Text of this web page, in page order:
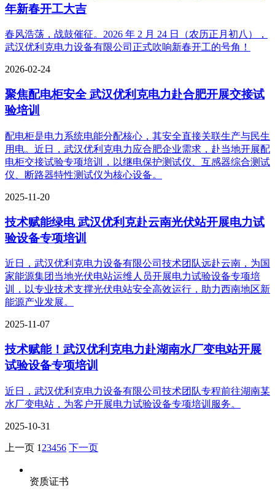
年新春开工大吉
春风浩荡，战鼓催征。2026 年 2 月 24 日（农历正月初八），
武汉优利克电力设备有限公司正式吹响新春开工的号角！
2026-02-24
聚焦配电柜安全 武汉优利克电力赴合肥开展交接试
验培训
配电柜是电力系统电能分配核心，其安全直接关联生产与民生
用电。近日，武汉优利克电力应合肥企业需求，赴当地开展配
电柜交接试验专项培训，以继电保护测试仪、互感器综合测试
仪、断路器特性测试仪为核心设备。
2025-11-20
技术赋能绿电 武汉优利克赴云南光伏站开展电力试
验设备专项培训
近日，武汉优利克电力设备有限公司技术团队远赴云南，为国
家能源集团当地光伏电站运维人员开展电力试验设备专项培
训，以专业技术支撑光伏电站安全高效运行，助力西南地区新
能源产业发展。​
2025-11-07
技术赋能！武汉优利克电力赴湖南水厂变电站开展
试验设备专项培训
近日，武汉优利克电力设备有限公司技术团队专程前往湖南某
水厂变电站，为客户开展电力试验设备专项培训服务。
2025-10-31
上一页 1 23456 下一页
资质证书